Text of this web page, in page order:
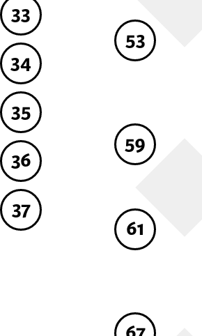
33
34
35
36
37
53
59
61